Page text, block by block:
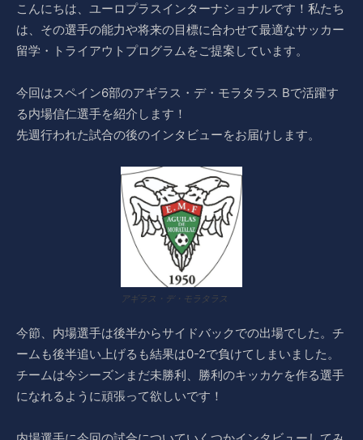
こんにちは、ユーロプラスインターナショナルです！私たち
は、その選手の能力や将来の目標に合わせて最適なサッカー
留学・トライアウトプログラムをご提案しています。
今回はスペイン6部のアギラス・デ・モラタラス Bで活躍す
る内場信仁選手を紹介します！
先週行われた試合の後のインタビューをお届けします。
アギラス・デ・モラタラス
今節、内場選手は後半からサイドバックでの出場でした。チ
ームも後半追い上げるも結果は0-2で負けてしまいました。
チームは今シーズンまだ未勝利、勝利のキッカケを作る選手
になれるように頑張って欲しいです！